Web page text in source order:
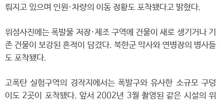
뤄지고 있으며 인원·차량의 이동 정황도 포착됐다고 밝혔다.
위성사진에는 폭발물 저장·제조 구역에 건물이 새로 생기거나 기
존 건물이 보강된 흔적이 담겼다. 북한군 막사와 연병장의 병사들
도 포착됐다.
고폭탄 실험구역의 경작지에서는 폭발구와 유사한 소규모 구덩
이도 2곳이 포착됐다. 앞서 2002년 3월 촬영된 같은 시설의 위